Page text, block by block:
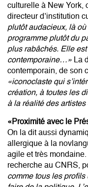
culturelle à New York,
directeur d’institution
plutôt audacieux, là
programme plutôt du
plus rabâchés. Elle
contemporaine…» La
contemporain, de son
«iconoclaste qui
création, à toutes les
à la réalité des
«Proximité avec le
On la dit aussi
allergique à la
agile et très
recherche au CNRS,
comme tous les